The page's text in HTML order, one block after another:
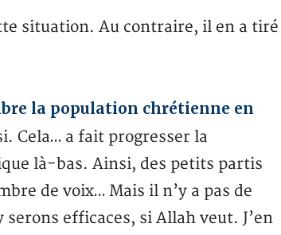
situation. Au contraire, il en a tiré
la population chrétienne en
Cela… a fait progresser la
là-bas. Ainsi, des petits partis
de voix… Mais il n’y a pas de
efficaces, si Allah veut. J’en